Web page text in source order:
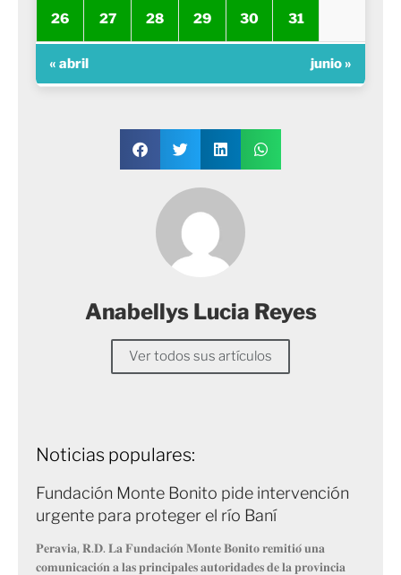
26 27 28 29 30 31
« abril junio »
Anabellys Lucia Reyes
Ver todos sus artículos
Noticias populares:
Fundación Monte Bonito pide intervención
urgente para proteger el río Baní
𝐏𝐞𝐫𝐚𝐯𝐢𝐚, 𝐑.𝐃. 𝐋𝐚 𝐅𝐮𝐧𝐝𝐚𝐜𝐢𝐨́𝐧 𝐌𝐨𝐧𝐭𝐞 𝐁𝐨𝐧𝐢𝐭𝐨 𝐫𝐞𝐦𝐢𝐭𝐢𝐨́ 𝐮𝐧𝐚
𝐜𝐨𝐦𝐮𝐧𝐢𝐜𝐚𝐜𝐢𝐨́𝐧 𝐚 𝐥𝐚𝐬 𝐩𝐫𝐢𝐧𝐜𝐢𝐩𝐚𝐥𝐞𝐬 𝐚𝐮𝐭𝐨𝐫𝐢𝐝𝐚𝐝𝐞𝐬 𝐝𝐞 𝐥𝐚 𝐩𝐫𝐨𝐯𝐢𝐧𝐜𝐢𝐚